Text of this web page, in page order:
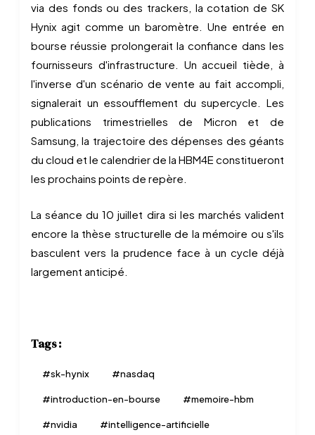
via des fonds ou des trackers, la cotation de SK
Hynix agit comme un baromètre. Une entrée en
bourse réussie prolongerait la confiance dans les
fournisseurs d'infrastructure. Un accueil tiède, à
l'inverse d'un scénario de vente au fait accompli,
signalerait un essoufflement du supercycle. Les
publications trimestrielles de Micron et de
Samsung, la trajectoire des dépenses des géants
du cloud et le calendrier de la HBM4E constitueront
les prochains points de repère.
La séance du 10 juillet dira si les marchés valident
encore la thèse structurelle de la mémoire ou s'ils
basculent vers la prudence face à un cycle déjà
largement anticipé.
Tags :
#sk-hynix #nasdaq
#introduction-en-bourse #memoire-hbm
#nvidia #intelligence-artificielle